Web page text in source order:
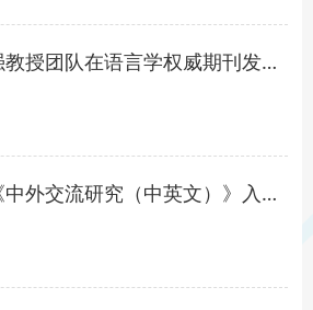
授团队在语言学权威期刊发表论文
究（中英文）》入选“哲学社会科学预印本平台高影响力期刊（2025年度）”